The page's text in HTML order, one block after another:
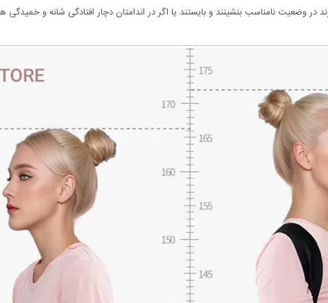
وضعیت نامناسب بنشینند و بایستند یا اگر در اندامتان دچار افتادگی شانه و